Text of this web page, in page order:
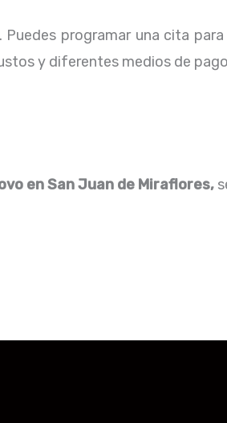
programar una cita para
y diferentes medios de
en San Juan de Miraflores,